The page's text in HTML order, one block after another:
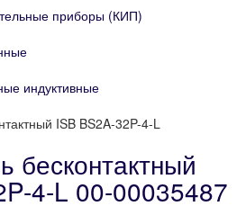
приборы (КИП)
индуктивные
ISB BS2A-32P-4-L
бесконтактный
4-L 00-00035487